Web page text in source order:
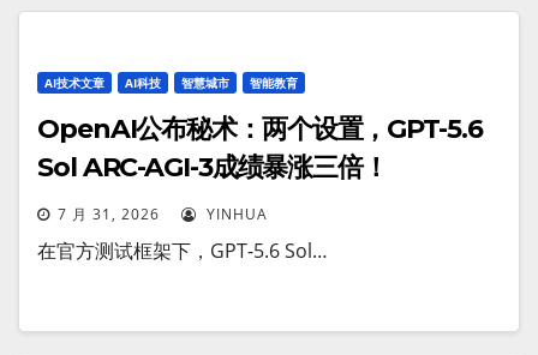
AI技术文章 AI科技 智慧城市 智能教育
OpenAI公布秘术：两个设置，GPT-5.6
Sol ARC-AGI-3成绩暴涨三倍！
7 月 31, 2026 YINHUA
在官方测试框架下，GPT-5.6 Sol…